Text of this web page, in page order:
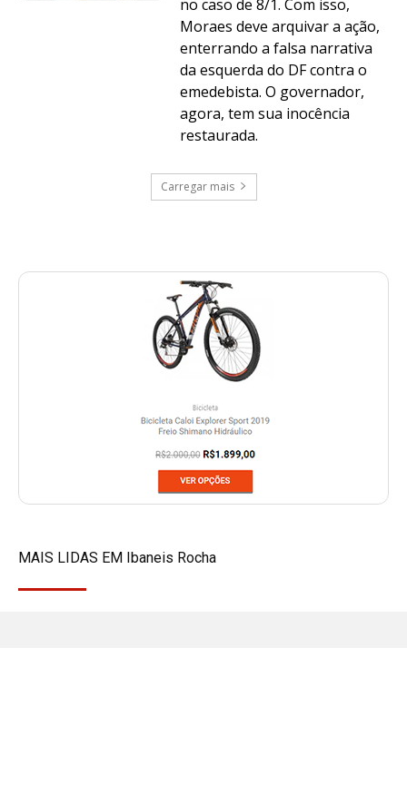
no caso de 8/1. Com isso,
Moraes deve arquivar a ação,
enterrando a falsa narrativa
da esquerda do DF contra o
emedebista. O governador,
agora, tem sua inocência
restaurada.
Carregar mais
MAIS LIDAS EM Ibaneis Rocha